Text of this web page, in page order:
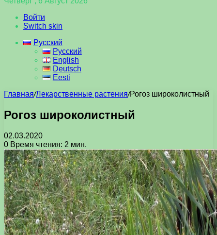
Войти
Switch skin
Русский
Русский
English
Deutsch
Eesti
Главная/Лекарственные растения/Рогоз широколистный
Рогоз широколистный
02.03.2020
0 Время чтения: 2 мин.